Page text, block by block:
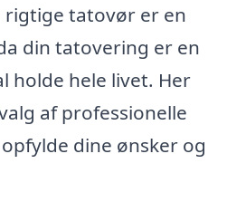
tatovør er en
din tatovering er en
holde hele livet. Her
af professionelle
dine ønsker og